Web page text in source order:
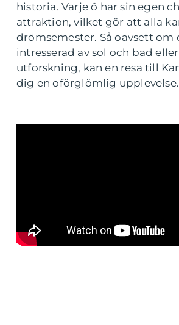
historia. Varje ö har sin egen
attraktion, vilket gör att alla
drömsemester. Så oavsett om
intresserad av sol och bad
utforskning, kan en resa till
dig en oförglömlig upplevelse.